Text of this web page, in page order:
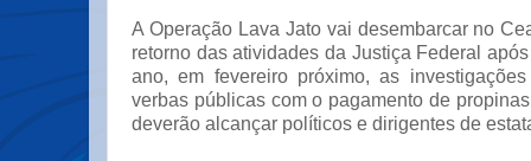
A Operação Lava Jato vai desembarcar no
retorno das atividades da Justiça Federal
ano, em fevereiro próximo, as
verbas públicas com o pagamento de
deverão alcançar políticos e dirigentes de